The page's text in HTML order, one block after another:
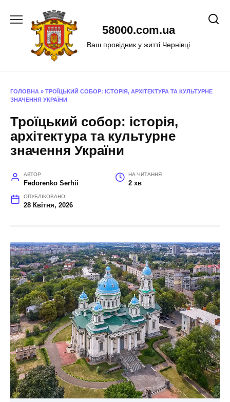
58000.com.ua
Ваш провідник у житті Чернівці
ГОЛОВНА » ТРОЇЦЬКИЙ СОБОР: ІСТОРІЯ, АРХІТЕКТУРА ТА КУЛЬТУРНЕ
ЗНАЧЕННЯ УКРАЇНИ
Троїцький собор: історія,
архітектура та культурне
значення України
АВТОР
Fedorenko Serhii
НА ЧИТАННЯ
2 хв
ОПУБЛІКОВАНО
28 Квітня, 2026